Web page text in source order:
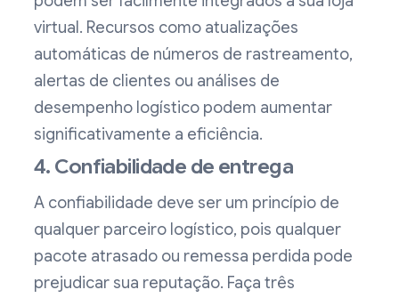
virtual. Recursos como atualizações
automáticas de números de rastreamento,
alertas de clientes ou análises de
desempenho logístico podem aumentar
significativamente a eficiência.
4. Confiabilidade de entrega
A confiabilidade deve ser um princípio de
qualquer parceiro logístico, pois qualquer
pacote atrasado ou remessa perdida pode
prejudicar sua reputação. Faça três